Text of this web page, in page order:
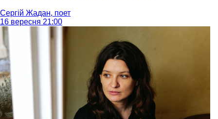
Сергій Жадан, поет
16 вересня 21:00